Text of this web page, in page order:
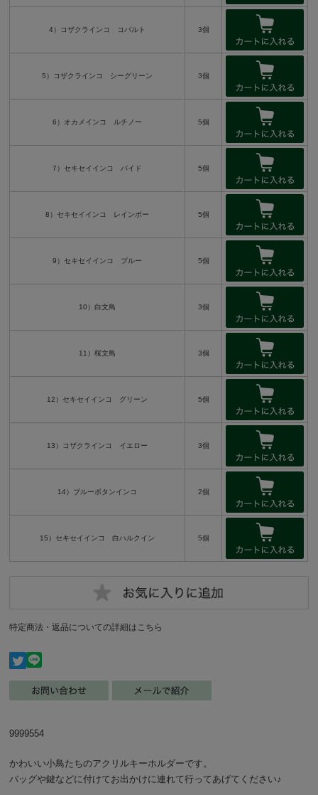
4）コザクラインコ コバルト 3個
5）コザクラインコ シーグリーン 3個
6）オカメインコ ルチノー 5個
7）セキセイインコ パイド 5個
8）セキセイインコ レインボー 5個
9）セキセイインコ ブルー 5個
10）白文鳥 3個
11）桜文鳥 3個
12）セキセイインコ グリーン 5個
13）コザクラインコ イエロー 3個
14）ブルーボタンインコ 2個
15）セキセイインコ 白ハルクイン 5個
特定商法・返品についての詳細はこちら
9999554
かわいい小鳥たちのアクリルキーホルダーです。
バッグや鍵などに付けてお出かけに連れて行ってあげてください♪